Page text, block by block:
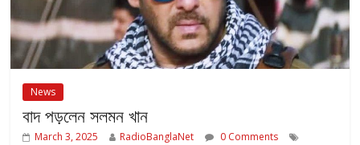
News
বাদ পড়লেন সলমন খান
March 3, 2025 RadioBanglaNet
0 Comments